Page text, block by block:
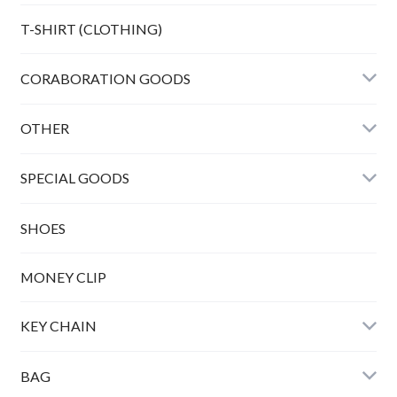
Bunny peanuts + Chain
T-SHIRT (CLOTHING)
CORABORATION GOODS
OTHER
SPECIAL GOODS
SHOES
MONEY CLIP
KEY CHAIN
BAG